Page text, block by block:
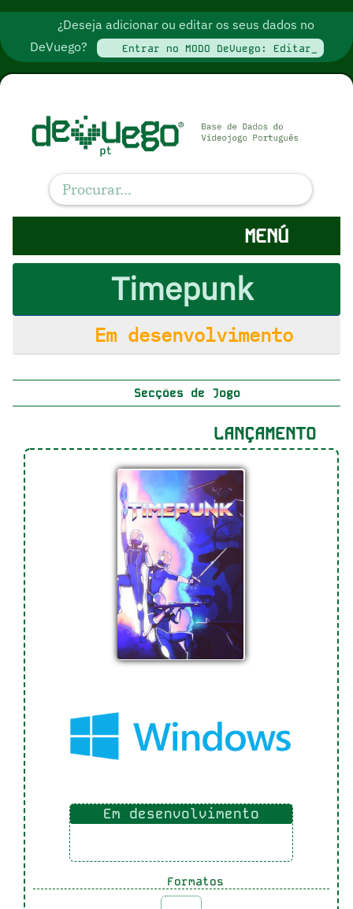
¿Deseja adicionar ou editar os seus dados no
DeVuego?
Entrar no MODO DeVuego: Editar_
MENÚ
Timepunk
Em desenvolvimento
Secções de Jogo
LANÇAMENTO
Em desenvolvimento
Formatos